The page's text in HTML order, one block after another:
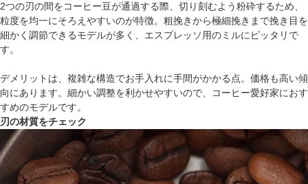
2つの刃の間をコーヒー豆が通過する際、切り刻むよう粉砕するため、
粒度を均一にそろえやすいのが特徴。粗挽きから極細挽きまで挽き目を
細かく調節できるモデルが多く、エスプレッソ用のミルにピッタリで
す。
デメリットは、複雑な構造でお手入れに手間がかかる点。価格も高い傾
向にあります。細かい調整を利かせやすいので、コーヒー愛好家におす
すめのモデルです。
刃の材質をチェック